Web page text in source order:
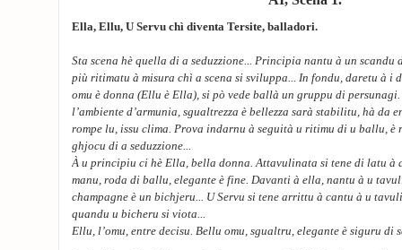
Ella, Ellu, U Servu chì diventa Tersite, balladori.
Sta scena hè quella di a seduzzione... Principia nantu à un
più ritimatu à misura chì a scena si sviluppa... In fondu, daretu à i
omu è donna (Ellu è Ella), si pò vede ballà un gruppu di
l’ambiente d’armunia, sgualtrezza è bellezza sarà stabilitu, hà da
rompe lu, issu clima. Prova indarnu à seguità u ritimu di u ballu, è
ghjocu di a seduzzione...
À u principiu ci hè Ella, bella donna. Attavulinata si tene di latu à
manu, roda di ballu, elegante è fine. Davanti à ella, nantu à u
champagne è un bichjeru... U Servu si tene arrittu à cantu à u
quandu u bicheru si viota...
Ellu, l’omu, entre decisu. Bellu omu, sgualtru, elegante è siguru di